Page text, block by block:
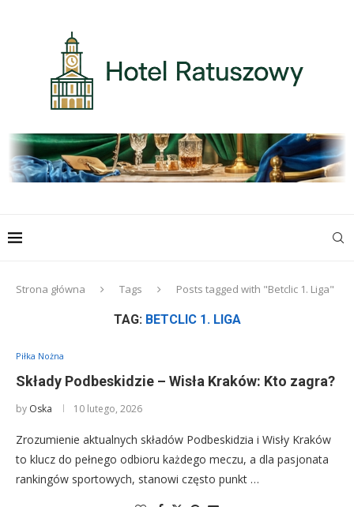
Strona główna Tags Posts tagged with "Betclic 1. Liga"
TAG: BETCLIC 1. LIGA
Piłka Nożna
Składy Podbeskidzie – Wisła Kraków: Kto zagra?
by Oska 10 lutego, 2026
Zrozumienie aktualnych składów Podbeskidzia i Wisły Kraków
to klucz do pełnego odbioru każdego meczu, a dla pasjonata
rankingów sportowych, stanowi często punkt …